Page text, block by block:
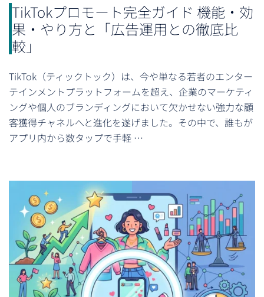
TikTokプロモート完全ガイド 機能・効
果・やり方と「広告運用との徹底比
較」
TikTok（ティックトック）は、今や単なる若者のエンター
テインメントプラットフォームを超え、企業のマーケティ
ングや個人のブランディングにおいて欠かせない強力な顧
客獲得チャネルへと進化を遂げました。その中で、誰もが
アプリ内から数タップで手軽 …